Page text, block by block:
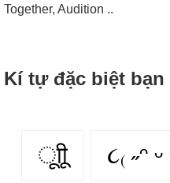
Together, Audition ..
Kí tự đặc biệt
ूाीू ૮₍ ˶ᵔ ᵕ